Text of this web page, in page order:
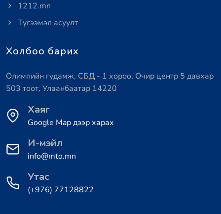
1212.mn
Түгээмэл асуулт
Холбоо барих
Олимпийн гудамж, СБД - 1 хороо, Очир центр 5 давхар
503 тоот, Улаанбаатар 14220
Хаяг
Google Map дээр харах
И-мэйл
info@mto.mn
Утас
(+976) 77128822